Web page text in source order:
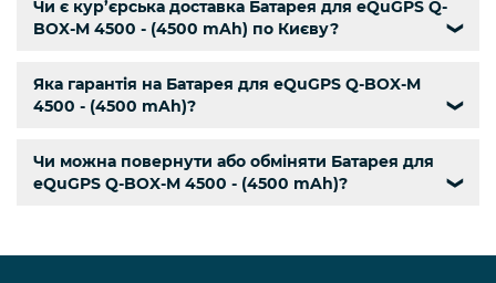
Чи є кур’єрська доставка Батарея для eQuGPS Q-
BOX-M 4500 - (4500 mAh) по Києву?
❯
Яка гарантія на Батарея для eQuGPS Q-BOX-M
4500 - (4500 mAh)?
❯
Чи можна повернути або обміняти Батарея для
eQuGPS Q-BOX-M 4500 - (4500 mAh)?
❯